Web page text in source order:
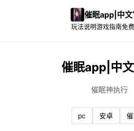
催眠app|中文
玩法说明游戏指南免
催眠app|中
催眠神执行
pc 安卓